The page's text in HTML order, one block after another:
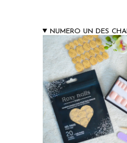
NUMERO UN DES